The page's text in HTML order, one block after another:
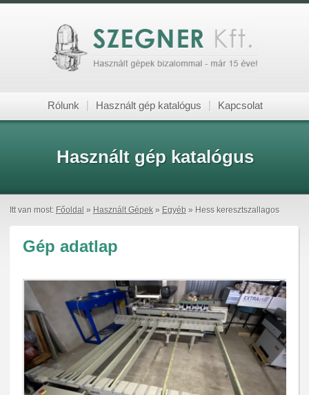
Rólunk Használt gép katalógus Kapcsolat
Használt gép katalógus
Itt van most: Főoldal » Használt Gépek » Egyéb » Hess keresztszallagos
Gép adatlap